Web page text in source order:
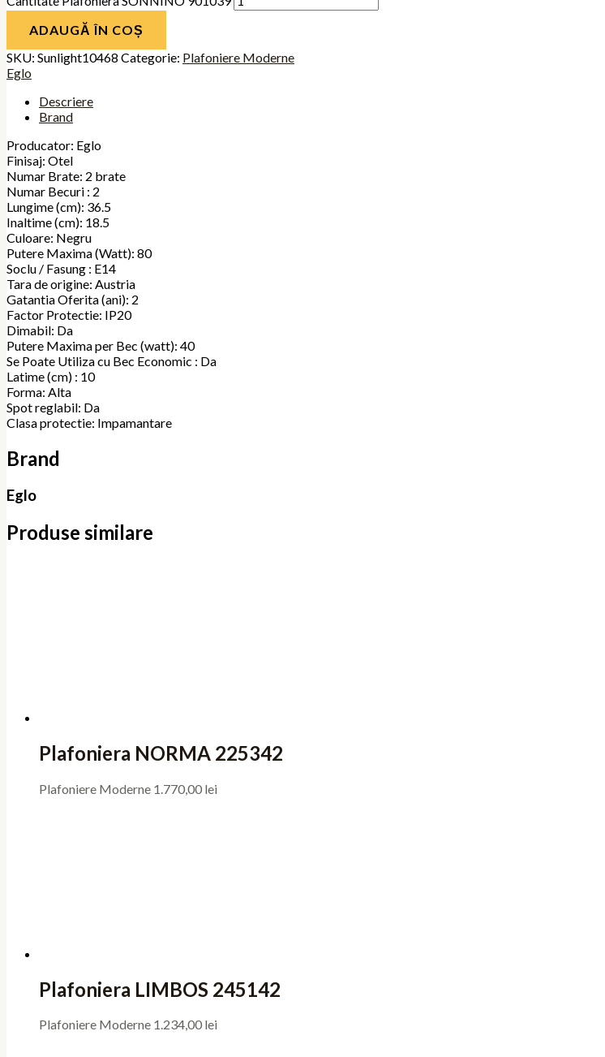
ADAUGĂ ÎN COȘ
SKU: Sunlight10468 Categorie: Plafoniere Moderne
Eglo
Descriere
Brand
Producator: Eglo
Finisaj: Otel
Numar Brate: 2 brate
Numar Becuri : 2
Lungime (cm): 36.5
Inaltime (cm): 18.5
Culoare: Negru
Putere Maxima (Watt): 80
Soclu / Fasung : E14
Tara de origine: Austria
Gatantia Oferita (ani): 2
Factor Protectie: IP20
Dimabil: Da
Putere Maxima per Bec (watt): 40
Se Poate Utiliza cu Bec Economic : Da
Latime (cm) : 10
Forma: Alta
Spot reglabil: Da
Clasa protectie: Impamantare
Brand
Eglo
Produse similare
Plafoniera NORMA 225342
Plafoniere Moderne 1.770,00 lei
Plafoniera LIMBOS 245142
Plafoniere Moderne 1.234,00 lei